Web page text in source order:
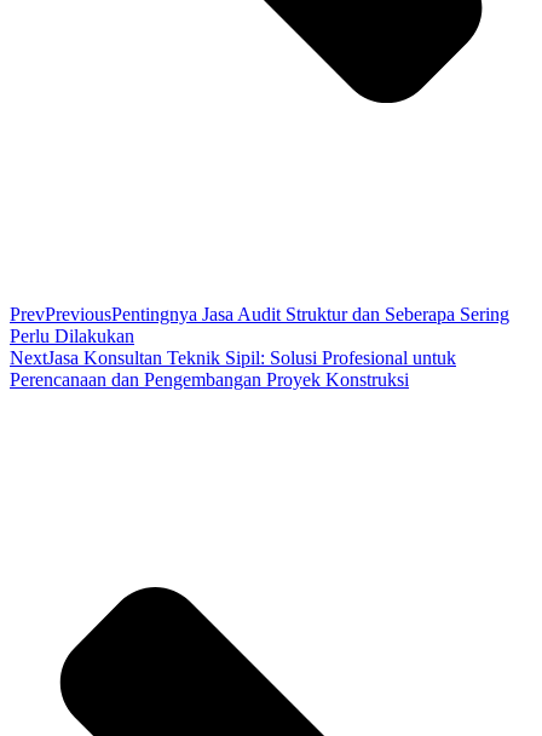
PrevPreviousPentingnya Jasa Audit Struktur dan Seberapa Sering
Perlu Dilakukan
NextJasa Konsultan Teknik Sipil: Solusi Profesional untuk
Perencanaan dan Pengembangan Proyek Konstruksi